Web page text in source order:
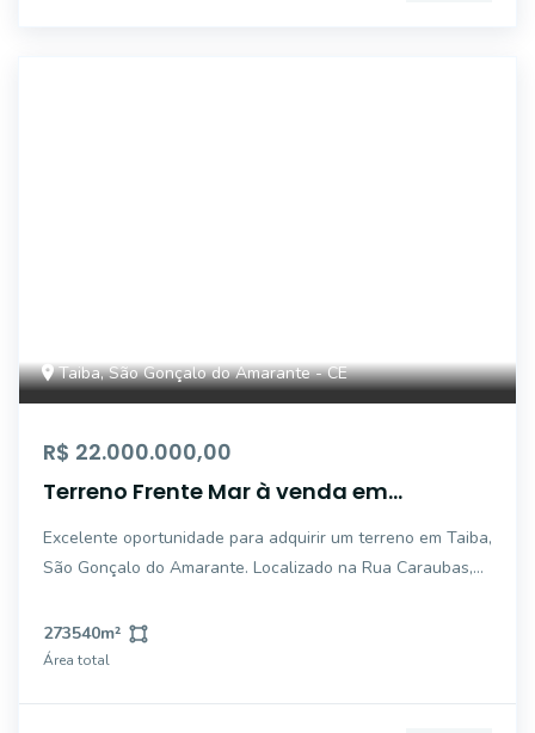
Taiba, São Gonçalo do Amarante - CE
R$ 22.000.000,00
Terreno Frente Mar à venda em
Excelente oportunidade para adquirir um terreno em Taiba,
São Gonçalo do Amarante. Localizado na Rua Caraubas,
projeto dos sonhos (com pesquisa da Semurb para Resort
273540m²
Área total